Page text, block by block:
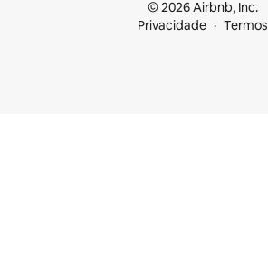
© 2026 Airbnb, Inc.
Privacidade
Termos